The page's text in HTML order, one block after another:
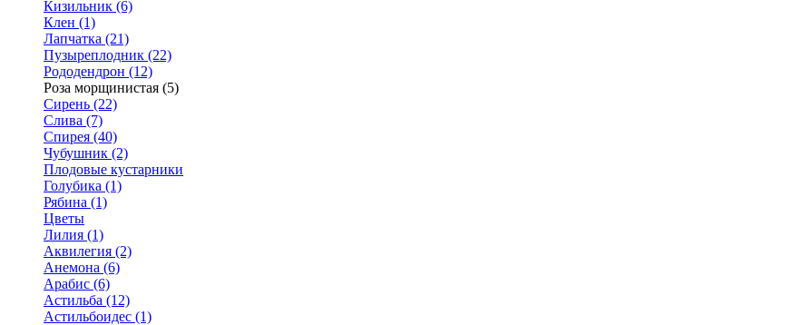
Кизильник (6)
Клен (1)
Лапчатка (21)
Пузыреплодник (22)
Рододендрон (12)
Роза морщинистая (5)
Сирень (22)
Слива (7)
Спирея (40)
Чубушник (2)
Плодовые кустарники
Голубика (1)
Рябина (1)
Цветы
Лилия (1)
Аквилегия (2)
Анемона (6)
Арабис (6)
Астильба (12)
Астильбоидес (1)